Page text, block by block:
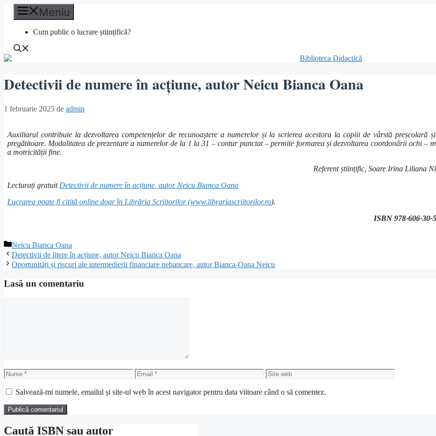
Sari
Meniu
Cum public o lucrare științifică?
Detectivii de numere în acțiune, autor Neicu Bianca Oana
1 februarie 2025 de admin
Auxiliarul contribuie la dezvoltarea competențelor de recunoaștere a numerelor și la scrierea acestora la copiii de vârstă preșcolară
pregătitoare. Modalitatea de prezentare a numerelor de la 1 la 31 – contur punctat – permite formarea și dezvoltarea coordonării ochi –
a motricității fine.
Referent științific, Soare Irina Liliana
Lecturați gratuit Detectivii de numere în acțiune, autor Neicu Bianca Oana
Lucrarea poate fi citită online doar în Librăria Scriitorilor (www.librariascriitorilor.ro).
ISBN 978-606-30-
Categorii
Neicu Bianca Oana
Detectivii de litere în acțiune, autor Neicu Bianca Oana
Oportunități și riscuri ale intermedierii financiare nebancare, autor Bianca-Oana Neicu
Lasă un comentariu
Nume Email
Site
web
Salvează-mi numele, emailul și site-ul web în acest navigator pentru data viitoare când o să comentez.
Caută ISBN sau autor